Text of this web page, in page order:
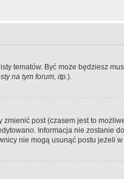
tematów. Być może będziesz
na tym forum, itp.).
post (czasem jest to
Informacja nie zostanie
nie mogą usunąć postu jeżeli w